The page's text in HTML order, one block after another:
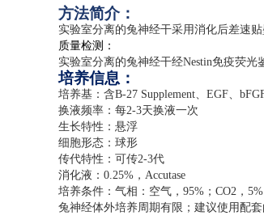
方法简介：
实验室分离的兔神经干采用消化后差速
质量检测：
实验室分离的兔神经干经Nestin免疫荧光
培养信息：
培养基：含B-27 Supplement、 EGF、
换液频率：每2-3天换液一次
生长特性：悬浮
细胞形态：球形
传代特性：可传2-3代
消化液： 0.25% ， Accutase
培养条件：气相：空气， 95% ； CO2 ， 5%
兔神经体外培养周期有限；建议使用配